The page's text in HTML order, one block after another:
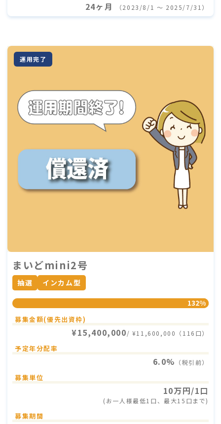
24ヶ月 （2023/8/1 〜 2025/7/31）
運用完了
まいどmini2号
抽選 インカム型
132%
募集金額(優先出資枠)
¥15,400,000/ ¥11,600,000（116口）
予定年分配率
6.0% （税引前）
募集単位
10万円/1口
(お一人様最低1口、最大15口まで)
募集期間